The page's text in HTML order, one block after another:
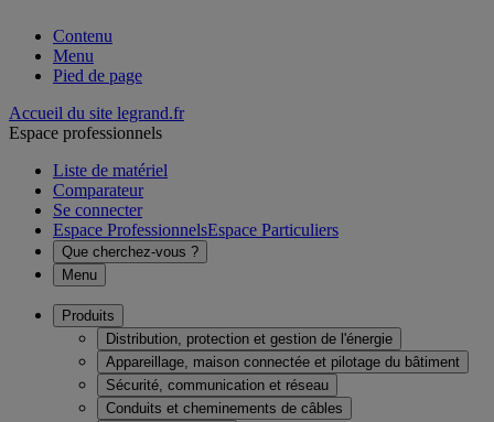
Contenu
Menu
Pied de page
Accueil du site legrand.fr
Espace professionnels
Liste de matériel
Comparateur
Se connecter
Espace ProfessionnelsEspace Particuliers
Que cherchez-vous ?
Menu
Produits
Distribution, protection et gestion de l'énergie
Appareillage, maison connectée et pilotage du bâtiment
Sécurité, communication et réseau
Conduits et cheminements de câbles